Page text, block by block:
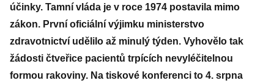
účinky. Tamní vláda je v roce 1974 postavila mimo
zákon. První oficiální výjimku ministerstvo
zdravotnictví udělilo až minulý týden. Vyhovělo tak
žádosti čtveřice pacientů trpících nevyléčitelnou
formou rakoviny. Na tiskové konferenci to 4. srpna